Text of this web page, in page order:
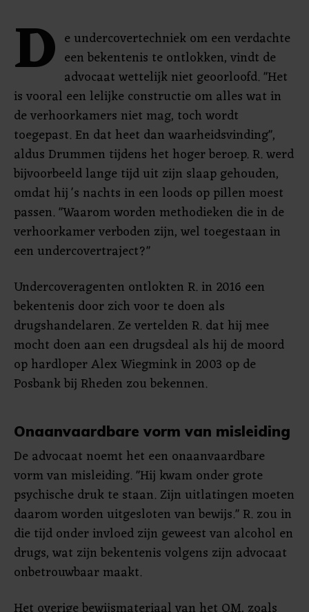
D e undercovertechniek om een verdachte
een bekentenis te ontlokken, vindt de
advocaat wettelijk niet geoorloofd. "Het
is vooral een lelijke constructie om alles wat in
de verhoorkamers niet mag, toch wordt
toegepast. En dat heet dan waarheidsvinding",
aldus Drummen tijdens het hoger beroep. R. werd
bijvoorbeeld lange tijd uit zijn slaap gehouden,
omdat hij 's nachts in een loods op pillen moest
passen. "Waarom worden methodieken die in de
verhoorkamer verboden zijn, wel toegestaan in
een undercovertraject?"
Undercoveragenten ontlokten R. in 2016 een
bekentenis door zich voor te doen als
drugshandelaren. Ze vertelden R. dat hij mee
mocht doen aan een drugsdeal als hij de moord
op hardloper Alex Wiegmink in 2003 op de
Posbank bij Rheden zou bekennen.
Onaanvaardbare vorm van misleiding
De advocaat noemt het een onaanvaardbare
vorm van misleiding. "Hij kwam onder grote
psychische druk te staan. Zijn uitlatingen moeten
daarom worden uitgesloten van bewijs." R. zou in
die tijd onder invloed zijn geweest van alcohol en
drugs, wat zijn bekentenis volgens zijn advocaat
onbetrouwbaar maakt.